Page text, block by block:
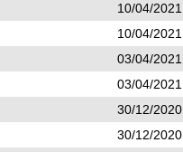
10/04/
10/04/
03/04/
03/04/
30/12/
30/12/